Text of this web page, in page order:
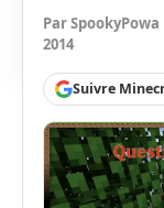
ParSpookyPowa
2014
Suivre